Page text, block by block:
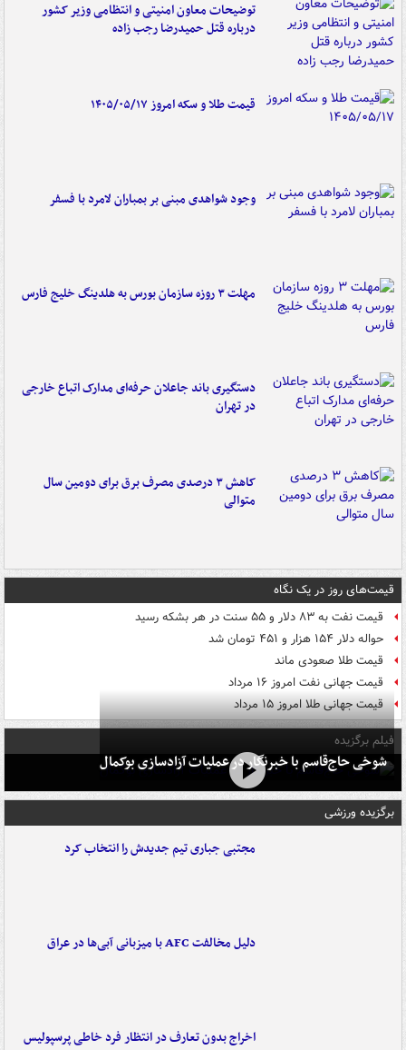
توضیحات معاون امنیتی و انتظامی وزیر کشور
درباره قتل حمیدرضا رجب زاده
قیمت طلا و سکه امروز ۱۴۰۵/۰۵/۱۷
وجود شواهدی مبنی بر بمباران لامرد با فسفر
مهلت ۳ روزه سازمان بورس به هلدینگ خلیج فارس
دستگیری باند جاعلان حرفه‌ای مدارک اتباع خارجی
در تهران
کاهش ۳ درصدی مصرف برق برای دومین سال
متوالی
قیمت‌های روز در یک نگاه
قیمت نفت به ۸۳ دلار و ۵۵ سنت در هر بشکه رسید
حواله دلار ۱۵۴ هزار و ۴۵۱ تومان شد
قیمت طلا صعودی ماند
قیمت جهانی نفت امروز ۱۶ مرداد
قیمت جهانی طلا امروز ۱۵ مرداد
فیلم برگزیده
شوخی حاج‌قاسم با خبرنگار در عملیات آزادسازی بوکمال
برگزیده ورزشی
مجتبی جباری تیم جدیدش را انتخاب کرد
دلیل مخالفت AFC با میزبانی آبی‌ها در عراق
اخراج بدون تعارف در انتظار فرد خاطی پرسپولیس